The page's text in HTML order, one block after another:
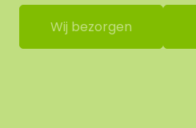
Wij bezorgen